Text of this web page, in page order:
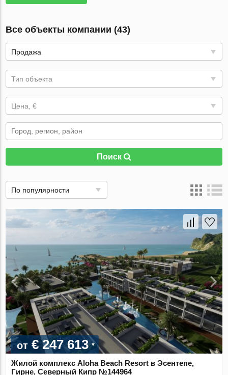
Все объекты компании (43)
Продажа
Тип объекта
Цена, €
Поиск
По популярности
от € 247 613
Жилой комплекс Aloha Beach Resort в Эсентепе,
Гирне, Северный Кипр №144964